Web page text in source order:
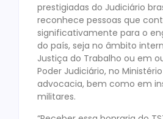
prestigiadas do Judiciário
reconhece pessoas que
significativamente para o
do país, seja no âmbito
Justiça do Trabalho ou em
Poder Judiciário, no
advocacia, bem como em
militares.